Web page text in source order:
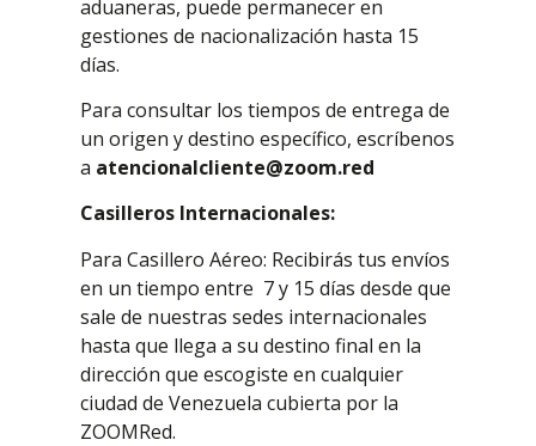
aduaneras, puede permanecer en
gestiones de nacionalización hasta 15
días.
Para consultar los tiempos de entrega de
un origen y destino específico, escríbenos
a atencionalcliente@zoom.red
Casilleros Internacionales:
Para Casillero Aéreo: Recibirás tus envíos
en un tiempo entre 7 y 15 días desde que
sale de nuestras sedes internacionales
hasta que llega a su destino final en la
dirección que escogiste en cualquier
ciudad de Venezuela cubierta por la
ZOOMRed.